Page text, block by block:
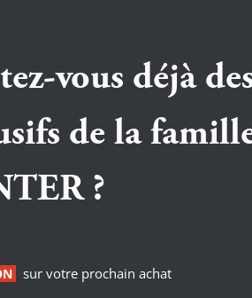
vous déjà
de la
?
sur votre prochain achat